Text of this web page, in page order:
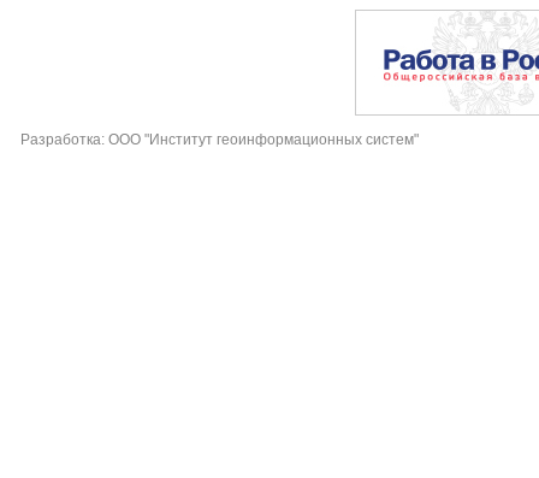
Разработка: ООО "Институт геоинформационных систем"